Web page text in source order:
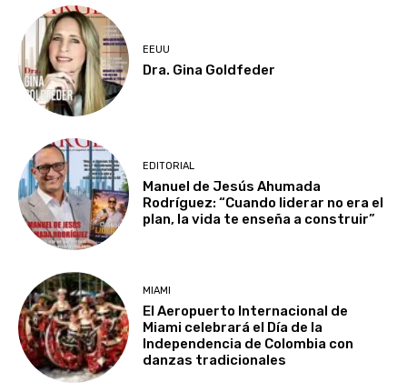
EEUU
Dra. Gina Goldfeder
EDITORIAL
Manuel de Jesús Ahumada
Rodríguez: “Cuando liderar no era el
plan, la vida te enseña a construir”
MIAMI
El Aeropuerto Internacional de
Miami celebrará el Día de la
Independencia de Colombia con
danzas tradicionales